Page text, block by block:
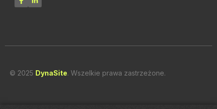
© 2025 DynaSite. Wszelkie prawa zastrzeżone.